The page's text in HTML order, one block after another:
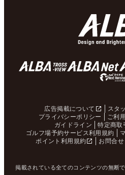
広告掲載について スタ
プライバシーポリシー
ご利
ガイドライン
特定商取
ゴルフ場予約サービス利用規約
ポイント利用規約
お問合せ
掲載されている全てのコンテンツの無断